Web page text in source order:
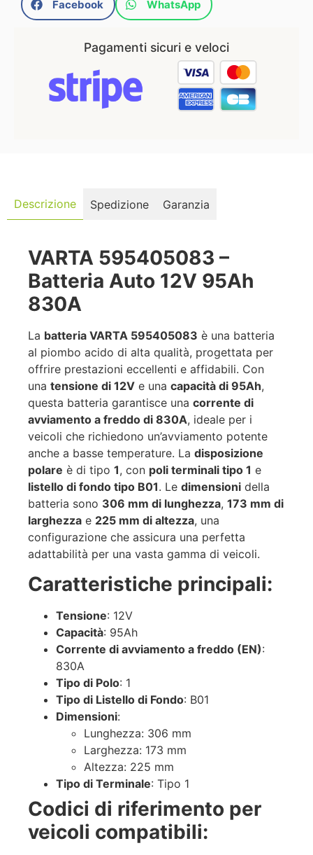
Facebook WhatsApp
Pagamenti sicuri e veloci
Descrizione Spedizione Garanzia
VARTA 595405083 –
Batteria Auto 12V 95Ah
830A
La batteria VARTA 595405083 è una batteria
al piombo acido di alta qualità, progettata per
offrire prestazioni eccellenti e affidabili. Con
una tensione di 12V e una capacità di 95Ah,
questa batteria garantisce una corrente di
avviamento a freddo di 830A, ideale per i
veicoli che richiedono un’avviamento potente
anche a basse temperature. La disposizione
polare è di tipo 1, con poli terminali tipo 1 e
listello di fondo tipo B01. Le dimensioni della
batteria sono 306 mm di lunghezza, 173 mm di
larghezza e 225 mm di altezza, una
configurazione che assicura una perfetta
adattabilità per una vasta gamma di veicoli.
Caratteristiche principali:
Tensione: 12V
Capacità: 95Ah
Corrente di avviamento a freddo (EN):
830A
Tipo di Polo: 1
Tipo di Listello di Fondo: B01
Dimensioni:
Lunghezza: 306 mm
Larghezza: 173 mm
Altezza: 225 mm
Tipo di Terminale: Tipo 1
Codici di riferimento per
veicoli compatibili: